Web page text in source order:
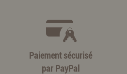
Paiement sécurisé
par PayPal